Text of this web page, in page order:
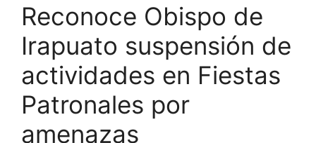
Reconoce Obispo de
Irapuato suspensión de
actividades en Fiestas
Patronales por
amenazas